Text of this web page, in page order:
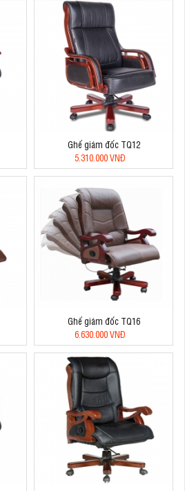
Ghế giám đốc TQ12
5.310.000 VNĐ
Ghế giám đốc TQ16
6.630.000 VNĐ